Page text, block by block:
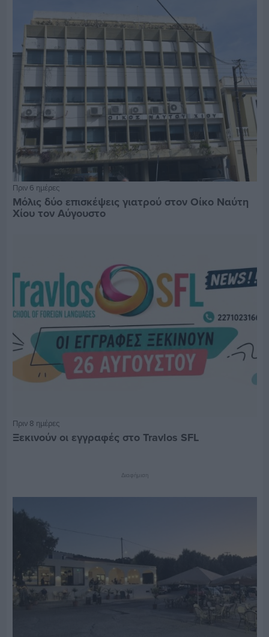
Πριν 6 ημέρες
Μόλις δύο επισκέψεις γιατρού στον Οίκο Ναύτη
Χίου τον Αύγουστο
Πριν 8 ημέρες
Ξεκινούν οι εγγραφές στο Travlos SFL
Διαφήμιση